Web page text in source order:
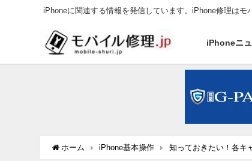
iPhoneに関連する情報を発信しています。iPhone修理はモ
iPhoneニ
ホーム iPhone基本操作 知っておきたい！各キ